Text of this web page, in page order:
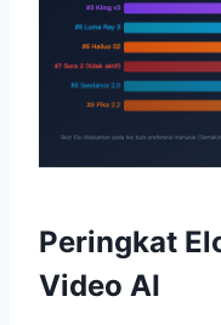
Peringkat
Video AI